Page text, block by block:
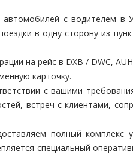
с водителем в
в одну сторону из
на рейс в DXB / DWC,
карточку.
с вашими
встреч с клиентами,
полный комплекс
специальный